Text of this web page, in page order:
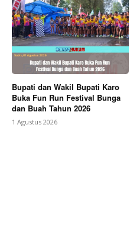
Bupati dan Wakil Bupati Karo
Buka Fun Run Festival Bunga
dan Buah Tahun 2026
1 Agustus 2026